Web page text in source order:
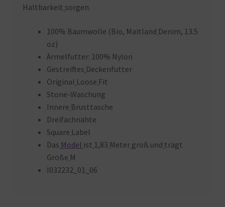
Haltbarkeit sorgen.
100% Baumwolle (Bio, Maitland Denim, 13.5
oz)
Ärmelfutter: 100% Nylon
Gestreiftes Deckenfutter
Original Loose Fit
Stone-Waschung
Innere Brusttasche
Dreifachnähte
Square Label
Das Model ist 1,83 Meter groß und trägt
Größe M
I032232_01_06